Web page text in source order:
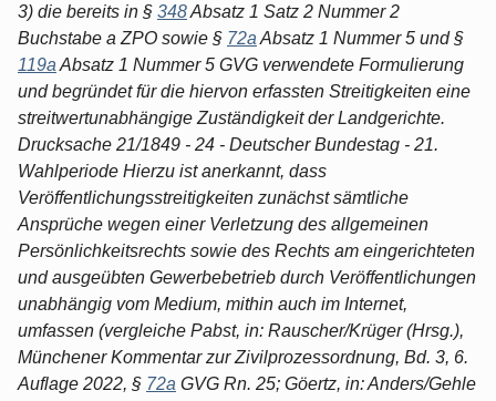
3) die bereits in § 348Absatz 1 Satz 2 Nummer 2
Buchstabe a ZPO sowie § 72a Absatz 1 Nummer 5 und §
119a Absatz 1 Nummer 5 GVG verwendete Formulierung
und begründet für die hiervon erfassten Streitigkeiten eine
streitwertunabhängige Zuständigkeit der Landgerichte.
Drucksache 21/1849 - 24 - Deutscher Bundestag - 21.
Wahlperiode Hierzu ist anerkannt, dass
Veröffentlichungsstreitigkeiten zunächst sämtliche
Ansprüche wegen einer Verletzung des allgemeinen
Persönlichkeitsrechts sowie des Rechts am eingerichteten
und ausgeübten Gewerbebetrieb durch Veröffentlichungen
unabhängig vom Medium, mithin auch im Internet,
umfassen (vergleiche Pabst, in: Rauscher/Krüger (Hrsg.),
Münchener Kommentar zur Zivilprozessordnung, Bd. 3, 6.
Auflage 2022, § 72a GVG Rn. 25; Göertz, in: Anders/Gehle